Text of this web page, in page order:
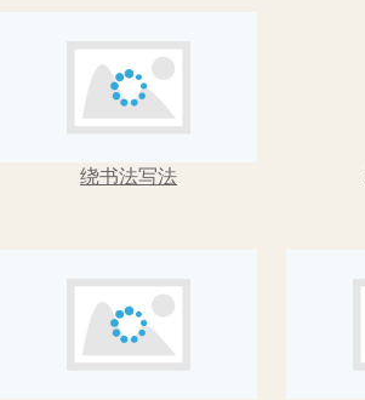
绕书法写法